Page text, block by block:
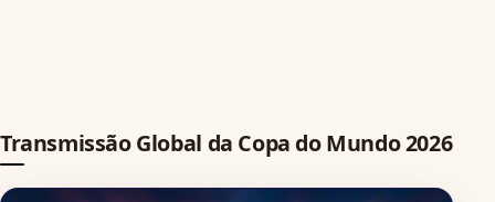
Transmissão Global da Copa do Mundo 2026